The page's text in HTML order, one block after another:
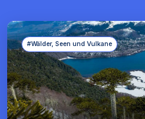
#Wälder, Seen und Vulkane